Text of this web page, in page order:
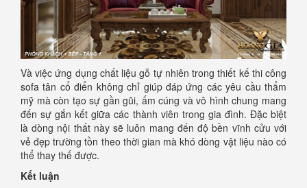
Và việc ứng dụng chất liệu gỗ tự nhiên trong thiết kế thi công
sofa tân cổ điển không chỉ giúp đáp ứng các yêu cầu thẩm
mỹ mà còn tạo sự gần gũi, ấm cúng và vô hình chung mang
đến sự gắn kết giữa các thành viên trong gia đình. Đặc biệt
là dòng nội thất này sẽ luôn mang đến độ bền vĩnh cửu với
vẻ đẹp trường tồn theo thời gian mà khó dòng vật liệu nào có
thể thay thế được.
Kết luận